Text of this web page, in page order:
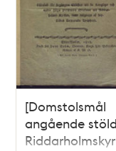
[Domstolsmål
angående